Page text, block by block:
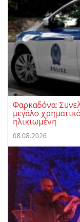
Φαρκαδόνα:
μεγάλο
ηλικιωμένη
08.08.2026